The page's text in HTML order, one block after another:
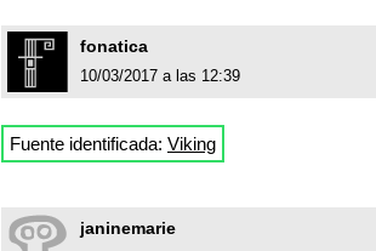
fonatica
10/03/2017 a las 12:39
Fuente identificada: Viking
janinemarie